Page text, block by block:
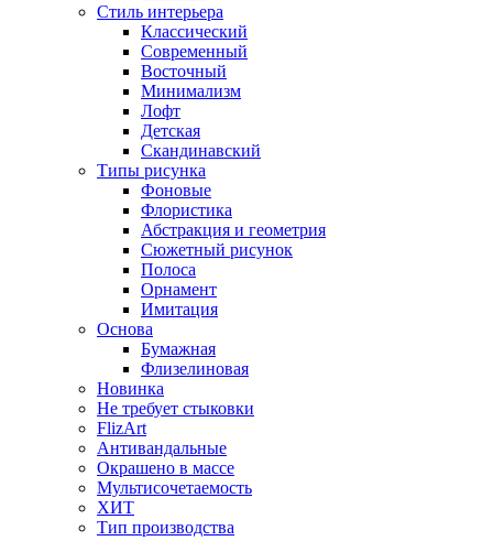
Стиль интерьера
Классический
Современный
Восточный
Минимализм
Лофт
Детская
Скандинавский
Типы рисунка
Фоновые
Флористика
Абстракция и геометрия
Сюжетный рисунок
Полоса
Орнамент
Имитация
Основа
Бумажная
Флизелиновая
Новинка
Не требует стыковки
FlizArt
Антивандальные
Окрашено в массе
Мультисочетаемость
ХИТ
Тип производства